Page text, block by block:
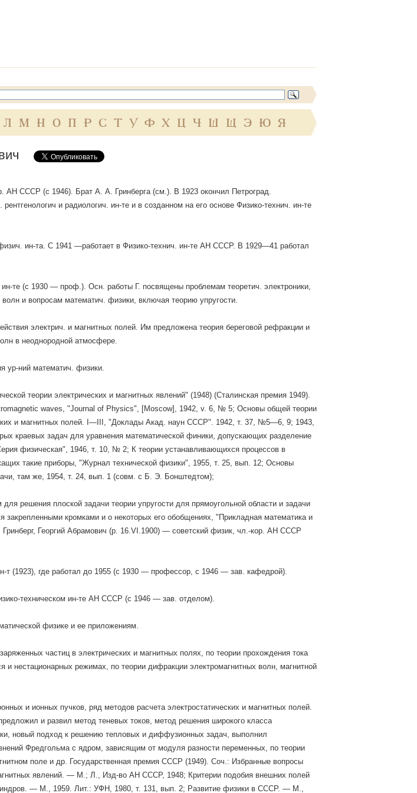
Л М Н О П Р С Т У Ф Х Ц Ч Ш Щ Э Ю Я
АН СССР (с 1946). Брат А. А. Гринберга (см.). В 1923 окончил Петроград.
и радиологич. ин-те и в созданном на его основе Физико-технич. ин-те
ин-та. С 1941 —работает в Физико-технич. ин-те АН СССР. В 1929—41 работал
те (с 1930 — проф.). Осн. работы Г. посвящены проблемам теоретич. электроники,
волн и вопросам математич. физики, включая теорию упругости.
электрич. и магнитных полей. Им предложена теория береговой рефракции и
в неоднородной атмосфере.
ур-ний математич. физики.
теории электрических и магнитных явлений" (1948) (Сталинская премия 1949).
waves, "Journal of Physics", [Moscow], 1942, v. 6, № 5; Основы общей теории
и магнитных полей. I—III, "Доклады Акад. наун СССР". 1942, т. 37, №5—6, 9; 1943,
краевых задач для уравнения математической финики, допускающих разделение
физическая", 1946, т. 10, № 2; К теории устанавливающихся процессов в
такие приборы, "Журнал технической физики", 1955, т. 25, вып. 12; Основы
там же, 1954, т. 24, вып. 1 (совм. с Б. Э. Бонштедтом);
решения плоской задачи теории упругости для прямоугольной области и задачи
закрепленными кромками и о некоторых его обобщениях, "Прикладная математика и
Георгий Абрамович (р. 16.VI.1900) — советский физик, чл.-кор. АН СССР
т (1923), где работал до 1955 (с 1930 — профессор, с 1946 — зав. кафедрой).
техническом ин-те АН СССР (с 1946 — зав. отделом).
физике и ее приложениям.
частиц в электрических и магнитных полях, по теории прохождения тока
и нестационарных режимах, по теории дифракции электромагнитных волн, магнитной
и ионных пучков, ряд методов расчета электростатических и магнитных полей.
и развил метод теневых токов, метод решения широкого класса
новый подход к решению тепловых и диффузионных задач, выполнил
Фредгольма с ядром, зависящим от модуля разности переменных, по теории
поле и др. Государственная премия СССР (1949). Соч.: Избранные вопросы
явлений. — М.; Л., Изд-во АН СССР, 1948; Критерии подобия внешних полей
— М., 1959. Лит.: УФН, 1980, т. 131, вып. 2; Развитие физики в СССР. — М.,